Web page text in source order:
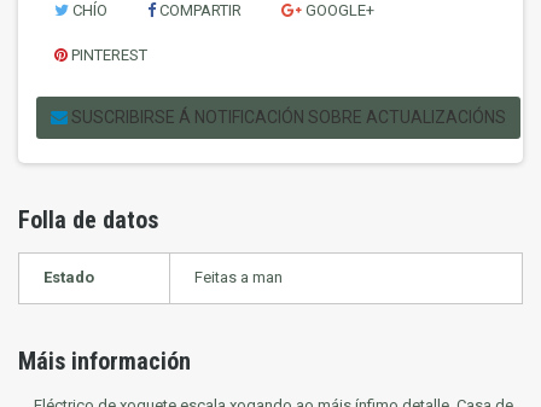
CHÍO COMPARTIR GOOGLE+
PINTEREST
SUSCRIBIRSE Á NOTIFICACIÓN SOBRE ACTUALIZACIÓNS
Folla de datos
Estado Feitas a man
Máis información